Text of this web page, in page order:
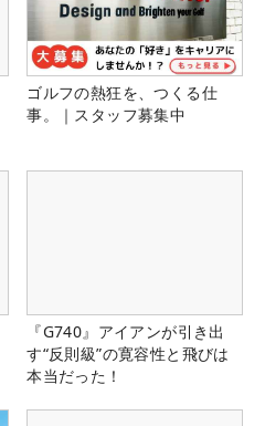
ゴルフの熱狂を、つくる仕
事。｜スタッフ募集中
『G740』アイアンが引き出
す“反則級”の寛容性と飛びは
本当だった！